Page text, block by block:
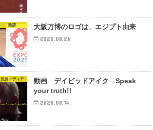
陰謀 大阪万博のロゴは、エジプト由来
2020.08.26
洗脳メディア
動画 デイビッドアイク Speak
your truth!!
2020.08.14